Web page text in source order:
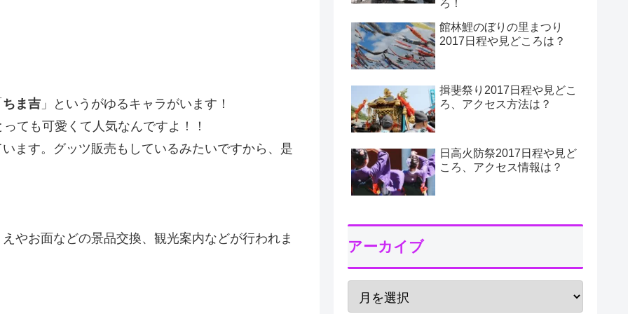
ちま吉 」というがゆるキャラがいます！
ても可愛くて人気なんですよ！！
ます。グッツ販売もしているみたいですから、是
やお面などの景品交換、観光案内などが行われま
ろ！
館林鯉のぼりの里まつり
2017日程や見どころは？
揖斐祭り2017日程や見どこ
ろ、アクセス方法は？
日高火防祭2017日程や見ど
ころ、アクセス情報は？
アーカイブ